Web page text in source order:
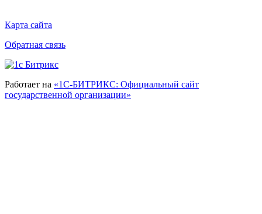
Карта сайта
Обратная связь
Работает на «1С-БИТРИКС: Официальный сайт
государственной организации»